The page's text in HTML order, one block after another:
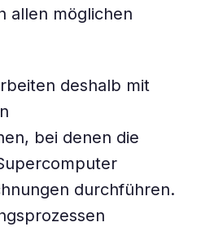
allen möglichen
deshalb mit
bei denen die
durchführen.